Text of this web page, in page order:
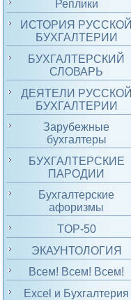
Реплики
ИСТОРИЯ РУССКОЙ
БУХГАЛТЕРИИ
БУХГАЛТЕРСКИЙ
СЛОВАРЬ
ДЕЯТЕЛИ РУССКОЙ
БУХГАЛТЕРИИ
Зарубежные
бухгалтеры
БУХГАЛТЕРСКИЕ
ПАРОДИИ
Бухгалтерские
афоризмы
TOP-50
ЭКАУНТОЛОГИЯ
Всем! Всем! Всем!
Excel и Бухгалтерия